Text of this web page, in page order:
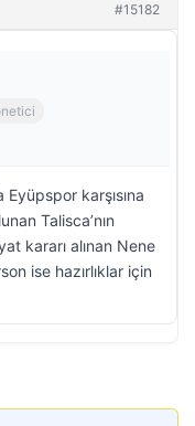
#15182
karşısına
Talisca’nın
kararı alınan Nene
ise hazırlıklar için